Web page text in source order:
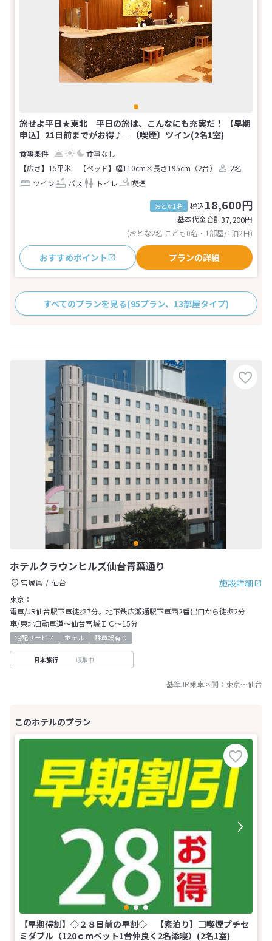
旅せよ平日★東北 平日の旅は、こんなにも充実だ！ 【早期
申込】21日前までがお得♪―〔喫煙〕ツイン(2名1室)
食事なし
【広さ】15平米
【ベッド】幅110cm×長さ195cm（2台）
2名
ツイン
バス トイレ 喫煙
おとな1名 税込18,600円
基本代金合計37,200円
(おとな2名 こども0名・1部屋/1泊2日)
おすすめポイント プランの詳細
すべてのプランを見る(95プラン、13部屋タイプ)
ホテルクラウンヒルズ仙台青葉通り
施設詳細
宮城県
仙台
東京：
電車/JR仙台駅下車徒歩7分。地下鉄広瀬通駅下車西2番出口から徒歩2分
車/東北自動車道～仙台宮城ＩＣ～15分
宅配サービス ホテル 駐車場有り
日本旅行 収集中
基準JR乗車区間： 東京～仙台
【早期得割】◇２８日前の早割◇ 【素泊り】□喫煙プチセ
ミダブル（120ｃｍベット1台仲良く2名添寝）(2名1室)